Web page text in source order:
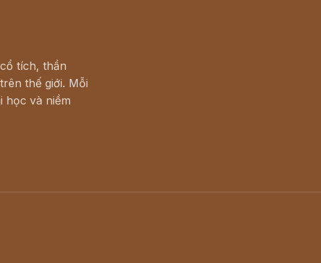
tích, thần
thế giới. Mỗi
học và niềm